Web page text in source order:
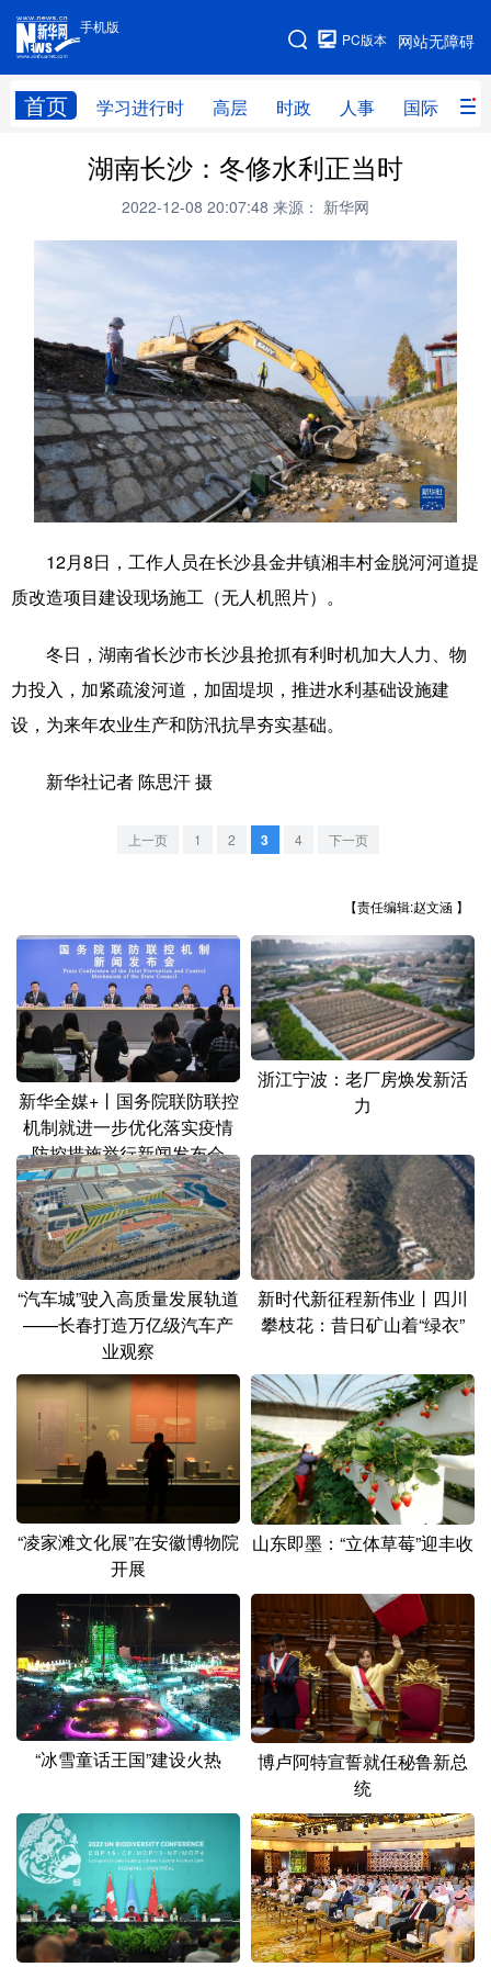
手机版
网站无障碍
PC版本
首页 学习进行时 高层 时政 人事 国际 财
手机版
网站地图
学习进行时 高层 时政
财经 网评
思客智库
文化 书画 健康 军事
访谈 视频 图片 政务
法律 中央文件 金融 汽车
食品 人居 信息化 数字经济
文化产业
天津 河北
江苏
浙江 安徽 福建 江西
山东 河南 湖北 湖南
广东 广西 海南 重庆
四川 贵州 云南 西藏
陕西 甘肃
新疆 内蒙古 黑龙江
多语种频道
English Español Français عربى
Русский язык
Deutsch Português
湖南长沙：冬修水利正当时
2022-12-08 20:07:48 来源： 新华网
12月8日，工作人员在长沙县金井镇湘丰村金脱河河道提
质改造项目建设现场施工（无人机照片）。
冬日，湖南省长沙市长沙县抢抓有利时机加大人力、物
力投入，加紧疏浚河道，加固堤坝，推进水利基础设施建
设，为来年农业生产和防汛抗旱夯实基础。
新华社记者 陈思汗 摄
上一页 1 2 3 4 下一页
【责任编辑:赵文涵 】
新华全媒+丨国务院联防联控
机制就进一步优化落实疫情
防控措施举行新闻发布会
浙江宁波：老厂房焕发新活
力
“汽车城”驶入高质量发展轨道
——长春打造万亿级汽车产
业观察
新时代新征程新伟业丨四川
攀枝花：昔日矿山着“绿衣”
“凌家滩文化展”在安徽博物院
开展
山东即墨：“立体草莓”迎丰收
“冰雪童话王国”建设火热
博卢阿特宣誓就任秘鲁新总
统